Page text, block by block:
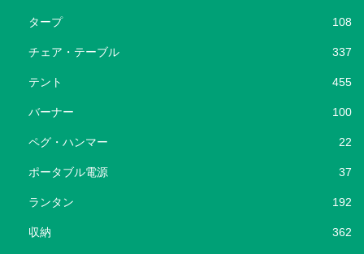
タープ 108
チェア・テーブル 337
テント 455
バーナー 100
ペグ・ハンマー 22
ポータブル電源 37
ランタン 192
収納 362